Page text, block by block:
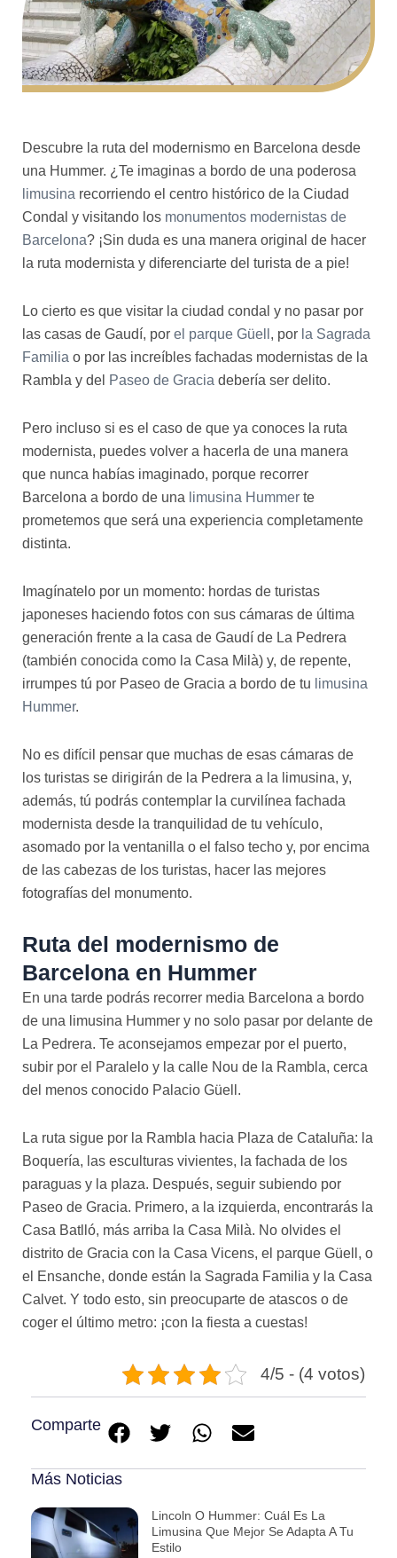
Descubre la ruta del modernismo en Barcelona desde
una Hummer. ¿Te imaginas a bordo de una poderosa
limusina recorriendo el centro histórico de la Ciudad
Condal y visitando los monumentos modernistas de
Barcelona? ¡Sin duda es una manera original de hacer
la ruta modernista y diferenciarte del turista de a pie!
Lo cierto es que visitar la ciudad condal y no pasar por
las casas de Gaudí, por el parque Güell , por la Sagrada
Familia o por las increíbles fachadas modernistas de la
Rambla y del Paseo de Gracia debería ser delito.
Pero incluso si es el caso de que ya conoces la ruta
modernista, puedes volver a hacerla de una manera
que nunca habías imaginado, porque recorrer
Barcelona a bordo de una limusina Hummer te
prometemos que será una experiencia completamente
distinta.
Imagínatelo por un momento: hordas de turistas
japoneses haciendo fotos con sus cámaras de última
generación frente a la casa de Gaudí de La Pedrera
(también conocida como la Casa Milà) y, de repente,
irrumpes tú por Paseo de Gracia a bordo de tu limusina
Hummer.
No es difícil pensar que muchas de esas cámaras de
los turistas se dirigirán de la Pedrera a la limusina, y,
además, tú podrás contemplar la curvilínea fachada
modernista desde la tranquilidad de tu vehículo,
asomado por la ventanilla o el falso techo y, por encima
de las cabezas de los turistas, hacer las mejores
fotografías del monumento.
Ruta del modernismo de
Barcelona en Hummer
En una tarde podrás recorrer media Barcelona a bordo
de una limusina Hummer y no solo pasar por delante de
La Pedrera. Te aconsejamos empezar por el puerto,
subir por el Paralelo y la calle Nou de la Rambla, cerca
del menos conocido Palacio Güell.
La ruta sigue por la Rambla hacia Plaza de Cataluña: la
Boquería, las esculturas vivientes, la fachada de los
paraguas y la plaza. Después, seguir subiendo por
Paseo de Gracia. Primero, a la izquierda, encontrarás la
Casa Batlló, más arriba la Casa Milà. No olvides el
distrito de Gracia con la Casa Vicens, el parque Güell, o
el Ensanche, donde están la Sagrada Familia y la Casa
Calvet. Y todo esto, sin preocuparte de atascos o de
coger el último metro: ¡con la fiesta a cuestas!
4/5 - (4 votos)
Comparte
Más Noticias
Lincoln O Hummer: Cuál Es La
Limusina Que Mejor Se Adapta A Tu
Estilo